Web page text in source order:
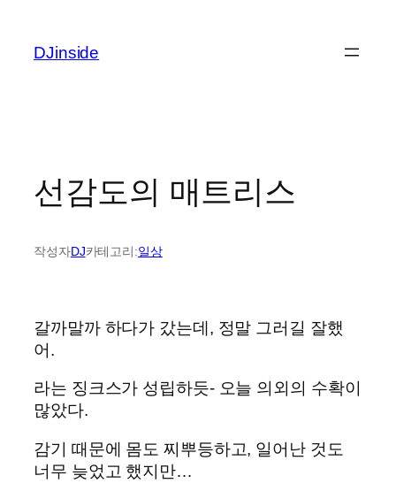
DJinside
선감도의 매트리스
작성자DJ카테고리:일상
갈까말까 하다가 갔는데, 정말 그러길 잘했
어.
라는 징크스가 성립하듯- 오늘 의외의 수확이
많았다.
감기 때문에 몸도 찌뿌등하고, 일어난 것도
너무 늦었고 했지만…